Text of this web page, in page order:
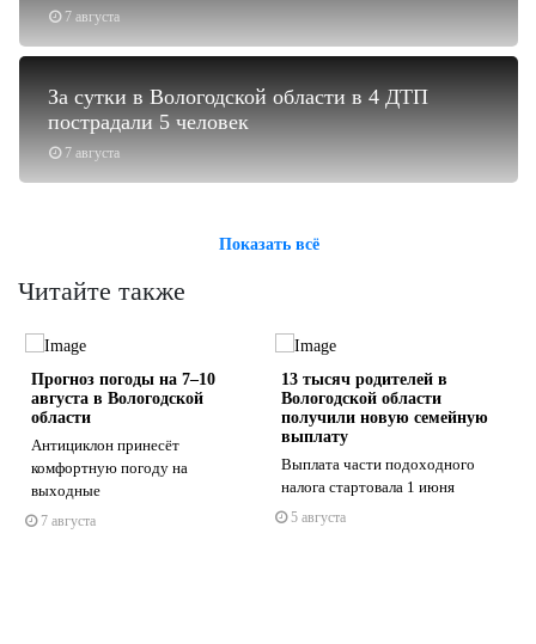
7 августа
7 августа
За сутки в Вологодской области в 4 ДТП
пострадали 5 человек
Показать всё
Читайте также
Прогноз погоды на 7–10
августа в Вологодской
области
Антициклон принесёт
комфортную погоду на
выходные
7 августа
13 тысяч родителей в
Вологодской области
получили новую семейную
выплату
Выплата части подоходного
налога стартовала 1 июня
5 августа